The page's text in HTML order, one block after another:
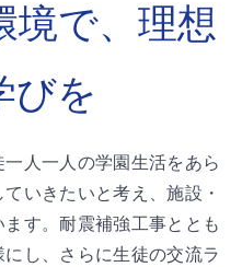
境で、理想
びを
人一人の学園生活をあら
いきたいと考え、施設・
す。耐震補強工事ととも
し、さらに生徒の交流ラ